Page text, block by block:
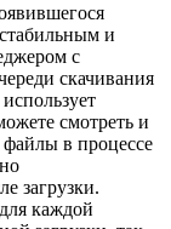
и
с
скачивания
смотреть и
файлы в процессе
загрузки.
каждой